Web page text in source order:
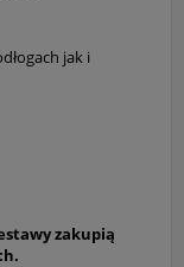
jak i
zakupią